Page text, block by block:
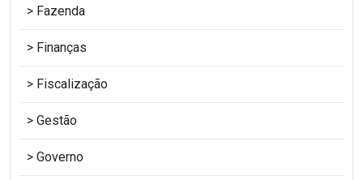
Fazenda
Finanças
Fiscalização
Gestão
Governo